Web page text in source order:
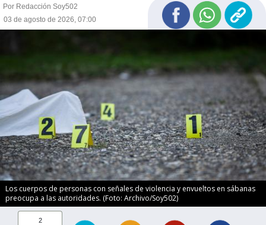
Por Redacción Soy502
03 de agosto de 2026, 07:00
Los cuerpos de personas con señales de violencia y envueltos en sábanas
preocupa a las autoridades. (Foto: Archivo/Soy502)
2